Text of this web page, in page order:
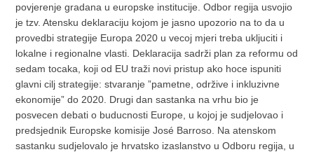
povjerenje gradana u europske institucije. Odbor regija usvojio
je tzv. Atensku deklaraciju kojom je jasno upozorio na to da u
provedbi strategije Europa 2020 u vecoj mjeri treba ukljuciti i
lokalne i regionalne vlasti. Deklaracija sadrži plan za reformu od
sedam tocaka, koji od EU traži novi pristup ako hoce ispuniti
glavni cilj strategije: stvaranje ”pametne, održive i inkluzivne
ekonomije” do 2020. Drugi dan sastanka na vrhu bio je
posvecen debati o buducnosti Europe, u kojoj je sudjelovao i
predsjednik Europske komisije José Barroso. Na atenskom
sastanku sudjelovalo je hrvatsko izaslanstvo u Odboru regija, u